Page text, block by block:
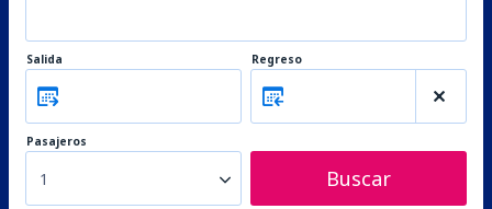
Salida Regreso
Pasajeros
1 Buscar